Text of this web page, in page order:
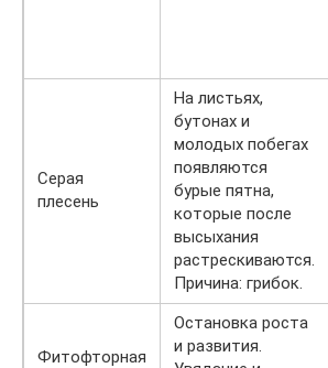
Серая
плесень
На листьях,
бутонах и
молодых побегах
появляются
бурые пятна,
которые после
высыхания
растрескиваются.
Причина: грибок.
Фитофторная
Остановка роста
и развития.